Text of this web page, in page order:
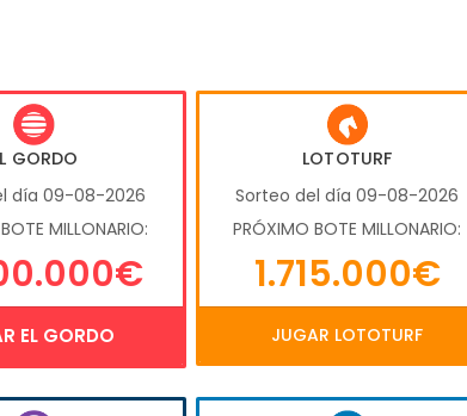
GORDO
día 09-08-2026
MILLONARIO:
EL GORDO
LOTOTURF
Sorteo del día 09-08-2026
PRÓXIMO BOTE MILLONARIO:
1.715.000€
JUGAR LOTOTURF